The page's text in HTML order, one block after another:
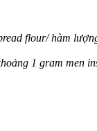
flour/ hàm
1 gram men